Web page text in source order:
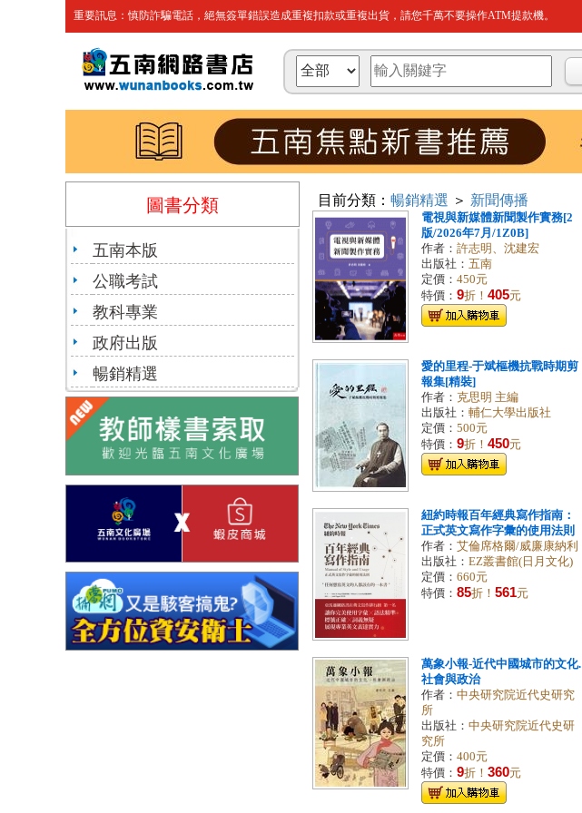
重要訊息：慎防詐騙電話，絕無簽單錯誤造成重複扣款或重複出貨，請您千萬不要操作ATM提款機。
圖書分類
五南本版
公職考試
教科專業
政府出版
暢銷精選
目前分類： 暢銷精選 ＞ 新聞傳播
電視與新媒體新聞製作實務[2
版/2026年7月/1Z0B]
作者： 許志明、沈建宏
出版社： 五南
定價： 450元
特價： 9折！ 405元
愛的里程-于斌樞機抗戰時期剪
報集[精裝]
作者： 克思明 主編
出版社： 輔仁大學出版社
定價： 500元
特價： 9折！ 450元
紐約時報百年經典寫作指南：
正式英文寫作字彙的使用法則
作者： 艾倫席格爾/威廉康納利
出版社： EZ叢書館(日月文化)
定價： 660元
特價： 85折！ 561元
萬象小報-近代中國城市的文化.
社會與政治
作者： 中央研究院近代史研究
所
出版社： 中央研究院近代史研
究所
定價： 400元
特價： 9折！ 360元